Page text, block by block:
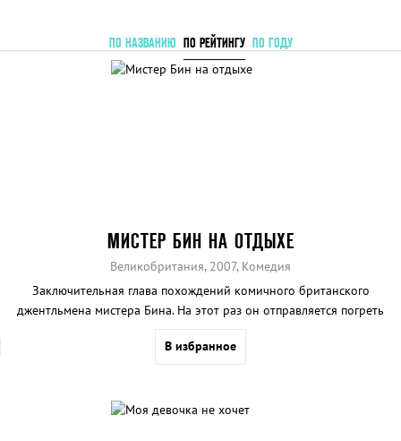
ПО НАЗВАНИЮ ПО РЕЙТИНГУ ПО ГОДУ
МИСТЕР БИН НА ОТДЫХЕ
Великобритания, 2007, Комедия
Заключительная глава похождений комичного британского
джентльмена мистера Бина. На этот раз он отправляется погреть
находить неприятности там, где их быть не может, и при этом
В избранное